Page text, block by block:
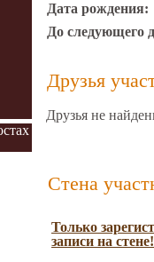
Дата рождения:
До следующего
Друзья
Друзья не
Стена
Только
записи на стене!